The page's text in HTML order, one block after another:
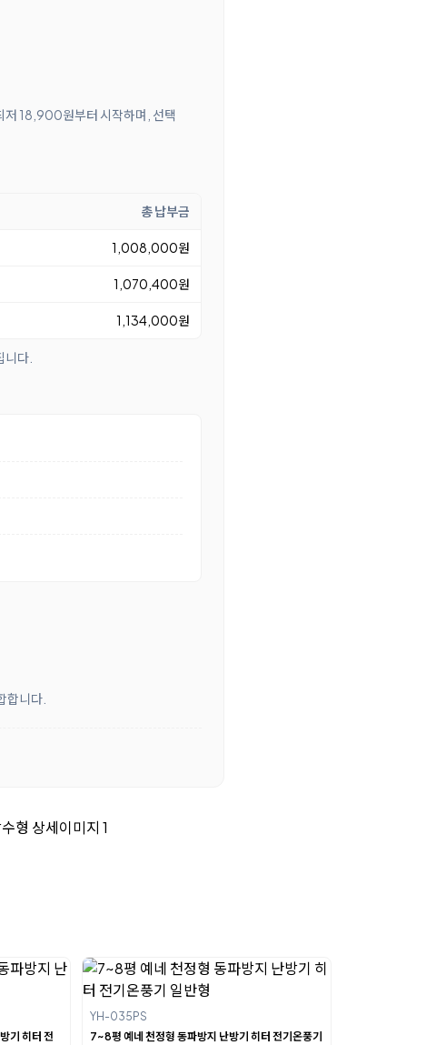
저 18,900원부터 시작하며, 선택
총 납부금
1,008,000원
1,070,400원
1,134,000원
니다.
합니다.
기 히터 전
YH-035PS
7~8평 예네 천정형 동파방지 난방기 히터 전기온풍기